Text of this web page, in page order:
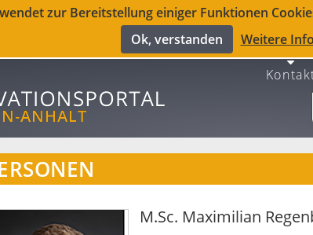
zur Bereitstellung einiger Funktionen
Ok, verstanden
Weitere
M.Sc. Maximilian